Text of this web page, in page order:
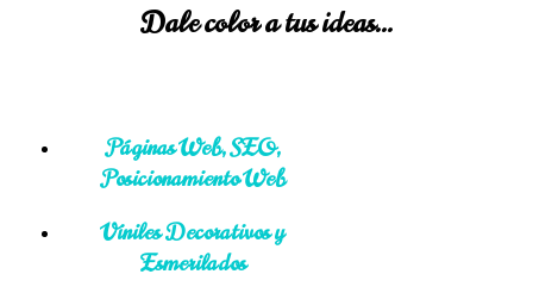
Dale color a tus ideas...
Páginas Web, SEO,
Posicionamiento Web
Viniles Decorativos y
Esmerilados